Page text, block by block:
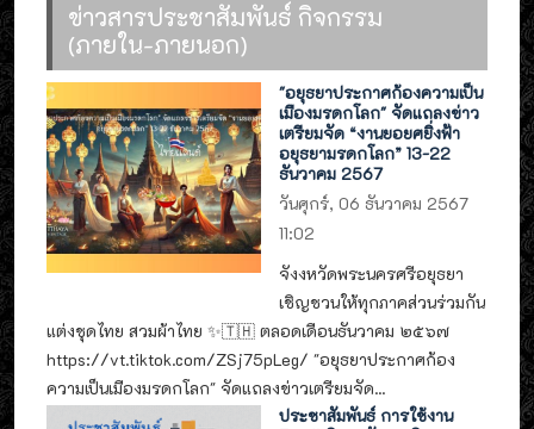
ข่าวสารประชาสัมพันธ์ กิจกรรม
(ภายใน-ภายนอก)
"อยุธยาประกาศก้องความเป็น
เมืองมรดกโลก" จัดแถลงข่าว
เตรียมจัด “งานยอยศยิ่งฟ้า
อยุธยามรดกโลก” 13-22
ธันวาคม 2567
วันศุกร์, 06 ธันวาคม 2567
11:02
จังงหวัดพระนครศรีอยุธยา
เชิญชวนให้ทุกภาคส่วนร่วมกัน
แต่งชุดไทย สวมผ้าไทย ✨🇹🇭 ตลอดเดือนธันวาคม ๒๕๖๗
https://vt.tiktok.com/ZSj75pLeg/ "อยุธยาประกาศก้อง
ความเป็นเมืองมรดกโลก" จัดแถลงข่าวเตรียมจัด...
ประชาสัมพันธ์ การใช้งาน